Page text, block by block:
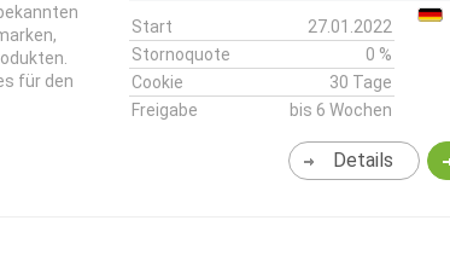
für den
Start
27.01.2022
Stornoquote
0 %
Cookie
30 Tage
Freigabe
bis 6 Wochen
Details